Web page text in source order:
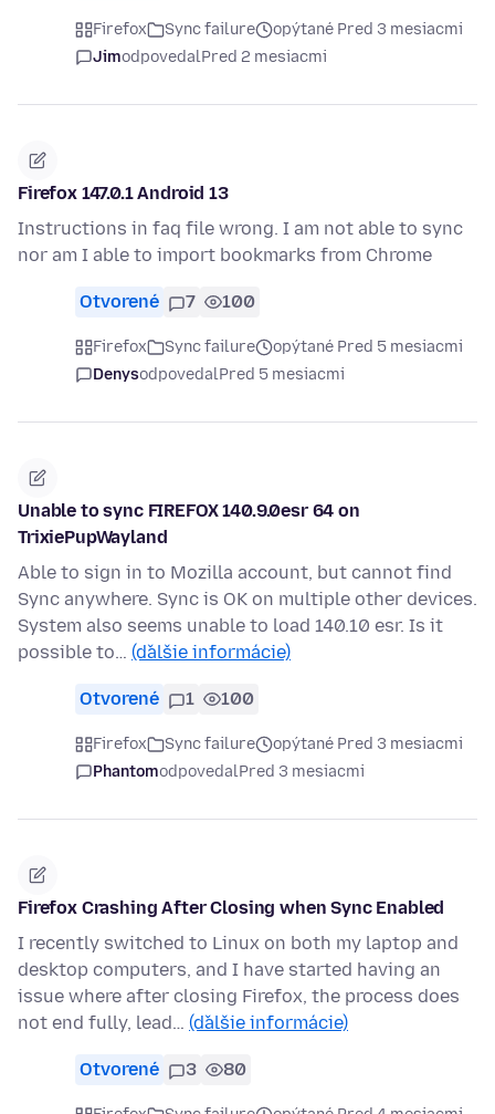
Firefox Sync failure
opýtané Pred 3 mesiacmi
JimodpovedalPred 2 mesiacmi
Firefox 147.0.1 Android 13
Instructions in faq file wrong. I am not able to sync
nor am I able to import bookmarks from Chrome
Otvorené 7 100
Firefox Sync failure
opýtané Pred 5 mesiacmi
DenysodpovedalPred 5 mesiacmi
Unable to sync FIREFOX 140.9.0esr 64 on
TrixiePupWayland
Able to sign in to Mozilla account, but cannot find
Sync anywhere. Sync is OK on multiple other devices.
System also seems unable to load 140.10 esr. Is it
possible to… (ďalšie informácie)
Otvorené 1 100
Firefox Sync failure
opýtané Pred 3 mesiacmi
PhantomodpovedalPred 3 mesiacmi
Firefox Crashing After Closing when Sync Enabled
I recently switched to Linux on both my laptop and
desktop computers, and I have started having an
issue where after closing Firefox, the process does
not end fully, lead… (ďalšie informácie)
Otvorené 3 80